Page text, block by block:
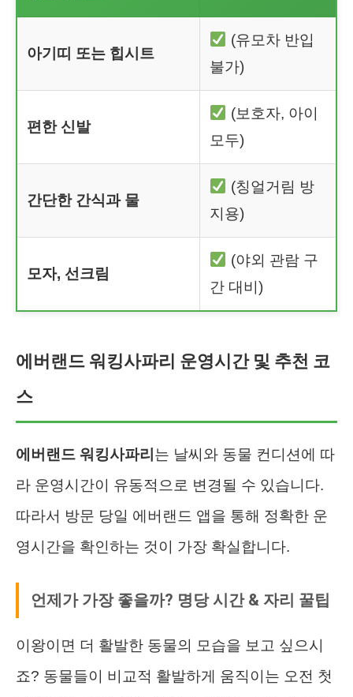
아기띠 또는 힙시트
(유모차 반입
불가)
편한 신발
(보호자, 아이
모두)
간단한 간식과 물
(칭얼거림 방
지용)
모자, 선크림
(야외 관람 구
간 대비)
에버랜드 워킹사파리 운영시간 및 추천 코
스
에버랜드 워킹사파리 는 날씨와 동물 컨디션에 따
라 운영시간이 유동적으로 변경될 수 있습니다.
따라서 방문 당일 에버랜드 앱을 통해 정확한 운
영시간을 확인하는 것이 가장 확실합니다.
언제가 가장 좋을까? 명당 시간 & 자리 꿀팁
이왕이면 더 활발한 동물의 모습을 보고 싶으시
죠? 동물들이 비교적 활발하게 움직이는 오전 첫